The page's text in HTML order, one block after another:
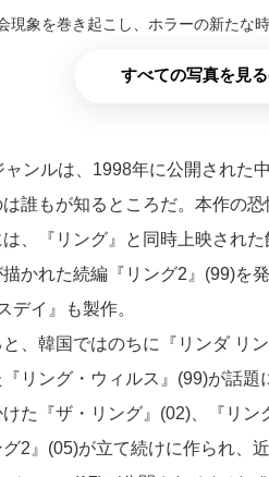
現象を巻き起こし、ホラーの新たな
すべての写真を見
ャンルは、1998年に公開された
誰もが知るところだ。本作の
、『リング』と同時上映され
かれた続編『リング2』(99)を
デイ』も製作。
、韓国ではのちに『リンダ リ
『リング・ウィルス』(99)が話
た『ザ・リング』(02)、『リ
2』(05)が立て続けに作られ、